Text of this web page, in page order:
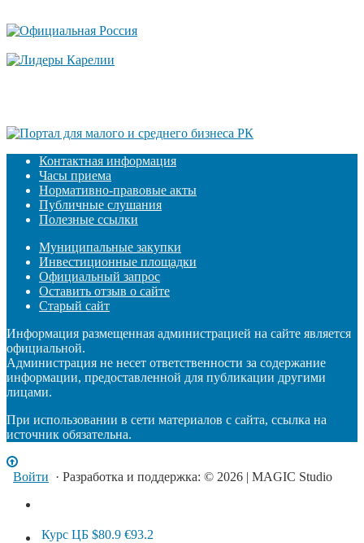
Контактная информация
Часы приема
Нормативно-правовые акты
Публичные слушания
Полезные ссылки
Муниципальные закупки
Инвестиционные площадки
Официальный запрос
Оставить отзыв о сайте
Старый сайт
Информация размещенная администрацией на сайте является
официальной.
Администрация не несет ответственности за содержание
информации, предоставленной для публикации другими
лицами.
При использовании в сети материалов с сайта, ссылка на
источник обязательна.
Войти · Разработка и поддержка: © 2026 | MAGIC Studio
Курс ЦБ $80.9 €93.2